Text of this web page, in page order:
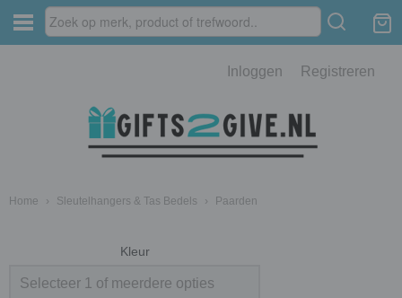
Inloggen Registreren
Home › Sleutelhangers & Tas Bedels › Paarden
Kleur
Selecteer 1 of meerdere opties